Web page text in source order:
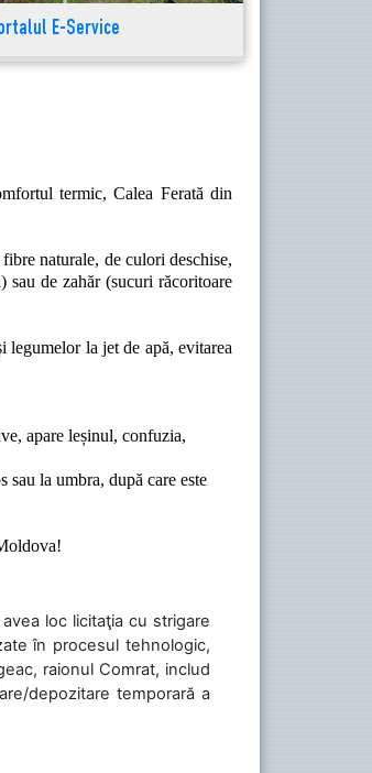
E-Service
termic, Calea Ferată din
naturale, de culori deschise,
sau de zahăr (sucuri răcoritoare
legumelor la jet de apă, evitarea
apare leșinul, confuzia,
la umbra, după care este
loc licitaţia cu strigare
în procesul tehnologic,
raionul Comrat, includ
depozitare temporară a